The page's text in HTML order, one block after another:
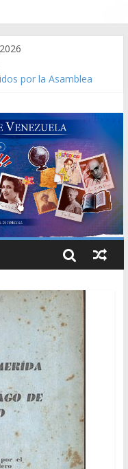
por la Asamblea
año CXXXIII Mes V,
Bor